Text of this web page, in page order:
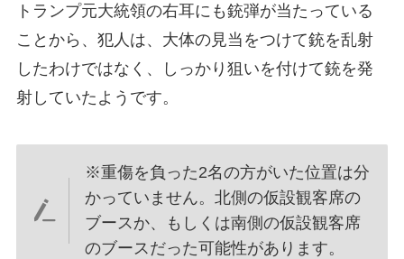
トランプ元大統領の右耳にも銃弾が当たっている
ことから、犯人は、大体の見当をつけて銃を乱射
したわけではなく、しっかり狙いを付けて銃を発
射していたようです。
※重傷を負った2名の方がいた位置は分
かっていません。北側の仮設観客席の
ブースか、もしくは南側の仮設観客席
のブースだった可能性があります。